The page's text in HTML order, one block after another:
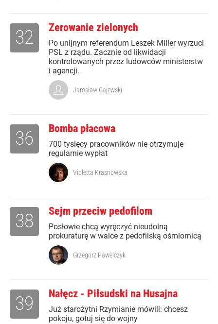
Zerowanie zielonych
Po unijnym referendum Leszek Miller wyrzuci
PSL z rządu. Zacznie od likwidacji
kontrolowanych przez ludowców ministerstw
i agencji.
32
Jarosław Gajewski
Bomba płacowa
700 tysięcy pracowników nie otrzymuje
regularnie wypłat
36
Violetta Krasnowska
Sejm przeciw pedofilom
Posłowie chcą wyręczyć nieudolną
prokuraturę w walce z pedofilską ośmiornicą
38
Grzegorz Pawelczyk
Nałęcz - Piłsudski na Husajna
Już starożytni Rzymianie mówili: chcesz
pokoju, gotuj się do wojny
39